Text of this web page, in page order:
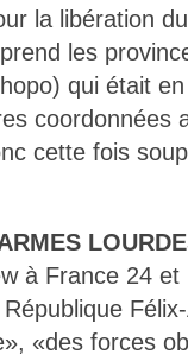
la libération
les
qui était
coordonnées
cette fois
à France 24
«des forces